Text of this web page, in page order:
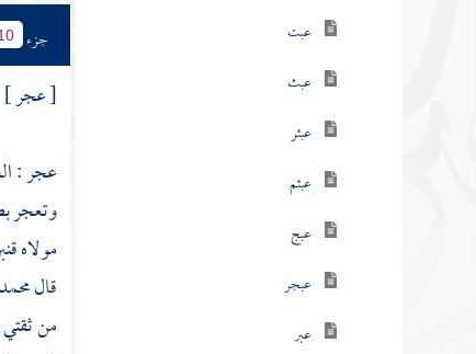
عبت
عبث
عبثر
عبثم
عبج
عبجر
عبر
جزء
[ عجر ]
عجر :
وتعجر
مولاه
قال
من